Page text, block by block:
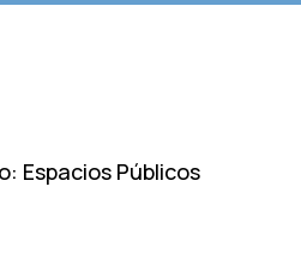
Espacios Públicos